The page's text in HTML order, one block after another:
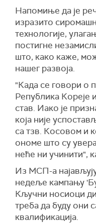
Напомиње да је
изразито
технологије,
постигне
што, како каже,
нашег развоја.
"Када се говори о
Република Кореје
став. Иако је
која није
са тзв. Косовом и
ономе што су
неће ни учинити",
Из МСП-а
недеље кампању
Кључни носиоци
треба да буду они
квалификација.